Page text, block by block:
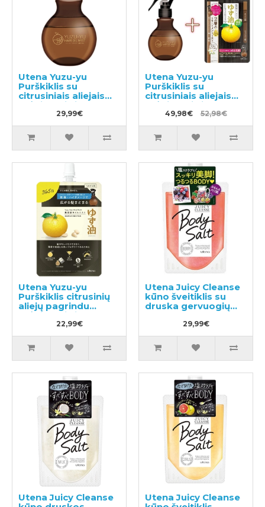
Utena Yuzu-yu
Purškiklis su
citrusiniais aliejais
drėkinantis ir
maitinantis plaukus
180ml
29,99€
Utena Yuzu-yu
Purškiklis su
citrusiniais aliejais
drėkinantis ir
maitinantis plaukus
180ml + užpildas
160ml
49,98€ 52,98€
Utena Yuzu-yu
Purškiklis citrusinių
aliejų pagrindu
drėkinantis ir
maitinantis plaukus,
užpildas 160ml
22,99€
Utena Juicy Cleanse
kūno šveitiklis su
druska gervuogių
29,99€
Utena Juicy Cleanse
Utena Juicy Cleanse